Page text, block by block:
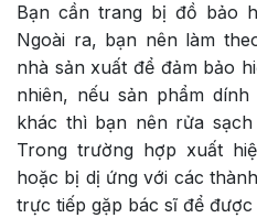
Bạn cần trang bị đồ bảo
Ngoài ra, bạn nên làm
nhà sản xuất để đảm bảo
nhiên, nếu sản phẩm
khác thì bạn nên rửa
Trong trường hợp xuất
hoặc bị dị ứng với các
trực tiếp gặp bác sĩ để